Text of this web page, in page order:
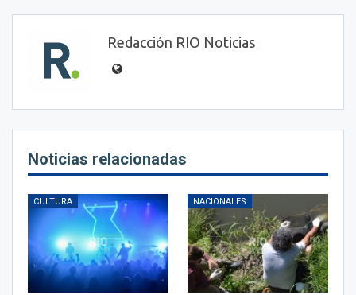
Redacción RIO Noticias
Noticias relacionadas
CULTURA NACIONALES